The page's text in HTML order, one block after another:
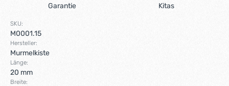
Garantie
Kitas
SKU:
M0001.15
Hersteller:
Murmelkiste
Länge:
20 mm
Breite: